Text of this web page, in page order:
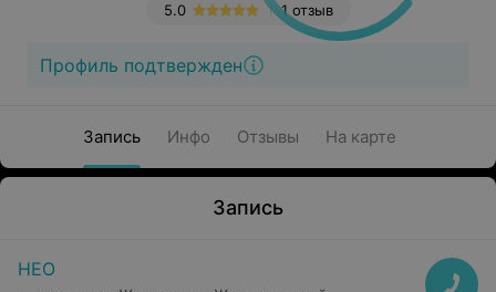
1 отзыв
5.0
Профиль подтвержден
Запись Инфо Отзывы На карте
Запись
НЕО